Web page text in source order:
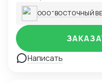
ООО "ВОСТОЧНЫЙ
Написать